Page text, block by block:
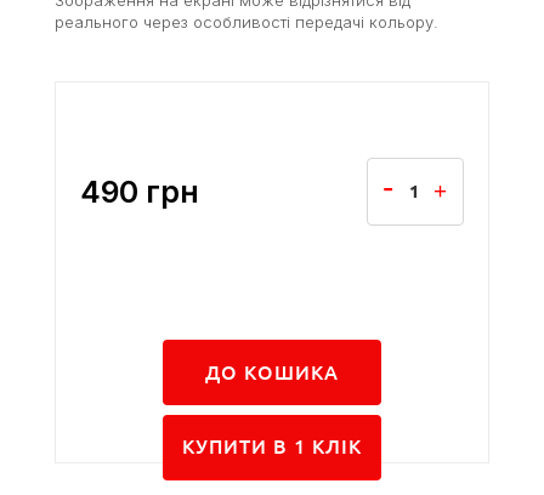
реального через особливості передачі кольору.
490 грн
ДО КОШИКА
КУПИТИ В 1 КЛIК